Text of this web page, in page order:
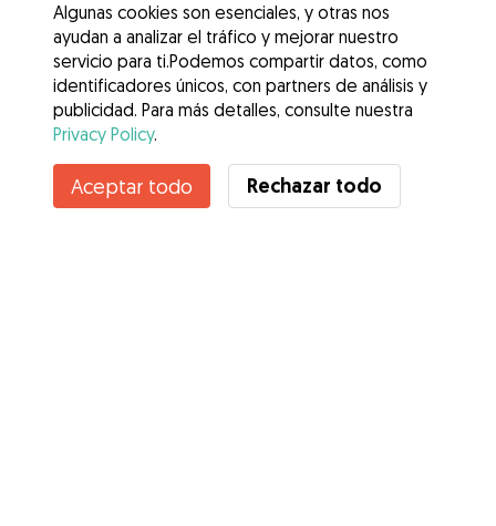
Algunas cookies son esenciales, y otras nos
ayudan a analizar el tráfico y mejorar nuestro
servicio para ti.Podemos compartir datos, como
identificadores únicos, con partners de análisis y
publicidad. Para más detalles, consulte nuestra
Privacy Policy.
Aceptar todo Rechazar todo